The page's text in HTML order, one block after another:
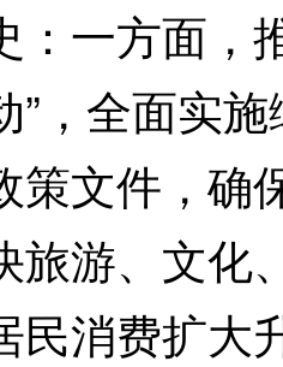
一方面，推
”，全面实
策文件，确
旅游、文化
民消费扩大